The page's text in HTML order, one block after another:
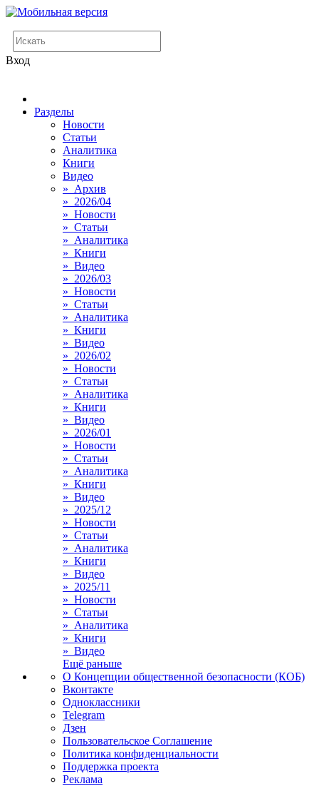
Вход
Разделы
Новости
Статьи
Аналитика
Книги
Видео
» Архив
» 2026/04
» Новости
» Статьи
» Аналитика
» Книги
» Видео
» 2026/03
» Новости
» Статьи
» Аналитика
» Книги
» Видео
» 2026/02
» Новости
» Статьи
» Аналитика
» Книги
» Видео
» 2026/01
» Новости
» Статьи
» Аналитика
» Книги
» Видео
» 2025/12
» Новости
» Статьи
» Аналитика
» Книги
» Видео
» 2025/11
» Новости
» Статьи
» Аналитика
» Книги
» Видео
Ещё раньше
О Концепции общественной безопасности (КОБ)
Вконтакте
Одноклассники
Telegram
Дзен
Пользовательское Соглашение
Политика конфиденциальности
Поддержка проекта
Реклама